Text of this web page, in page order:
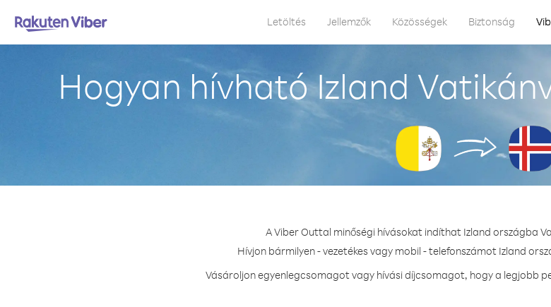
Letöltés Jellemzők Közösségek Biztonság
Hogyan hívható Izland
A Viber Outtal minőségi hívásokat indíthat Izland országba
Hívjon bármilyen - vezetékes vagy mobil - telefonszámot Izland
Vásároljon egyenlegcsomagot vagy hívási díjcsomagot, hogy a legjobb